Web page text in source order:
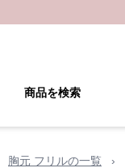
商品を検索
胸元 フリルの一覧 ›